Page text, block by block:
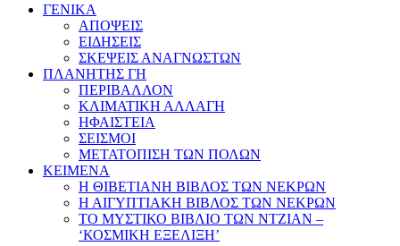
ΓΕΝΙΚΑ
ΑΠΟΨΕΙΣ
ΕΙΔΗΣΕΙΣ
ΣΚΕΨΕΙΣ ΑΝΑΓΝΩΣΤΩΝ
ΠΛΑΝΗΤΗΣ ΓΗ
ΠΕΡΙΒΑΛΛΟΝ
ΚΛΙΜΑΤΙΚΗ ΑΛΛΑΓΗ
ΗΦΑΙΣΤΕΙΑ
ΣΕΙΣΜΟΙ
ΜΕΤΑΤΟΠΙΣΗ ΤΩΝ ΠΟΛΩΝ
ΚΕΙΜΕΝΑ
Η ΘΙΒΕΤΙΑΝΗ ΒΙΒΛΟΣ ΤΩΝ ΝΕΚΡΩΝ
Η ΑΙΓΥΠΤΙΑΚΗ ΒΙΒΛΟΣ ΤΩΝ ΝΕΚΡΩΝ
ΤΟ ΜΥΣΤΙΚΟ ΒΙΒΛΙΟ ΤΩΝ ΝΤΖΙΑΝ –
‘ΚΟΣΜΙΚΗ ΕΞΕΛΙΞΗ’